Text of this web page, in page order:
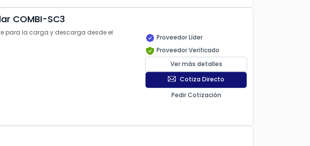
sus soluciones de manipulación y la
amplia distancia entre ejes y su
máxima estabilidad de la carga.
que pueden transportar cargas con
desde la cabina, lo que reduce la
los más altos niveles de seguridad y
COMBI-SC3
para la carga y descarga desde el
Proveedor Líder
Proveedor Verificado
Ver más detalles
Cotiza Directo
Pedir Cotización